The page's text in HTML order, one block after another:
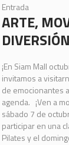
Entrada
ARTE,
¡En Siam Mall
invitamos a
de emocionantes
agenda. ¡Ven a
sábado 7 de
participar en una
Pilates y el